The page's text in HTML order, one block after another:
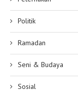
Politik
Ramadan
Seni & Budaya
Sosial